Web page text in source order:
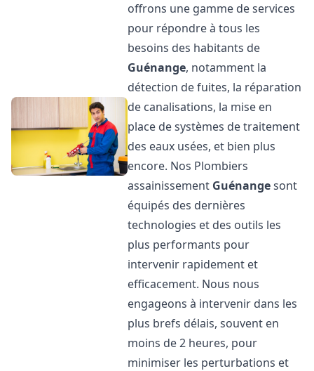
offrons une gamme de services
pour répondre à tous les
besoins des habitants de
Guénange, notamment la
détection de fuites, la réparation
de canalisations, la mise en
place de systèmes de traitement
des eaux usées, et bien plus
encore. Nos Plombiers
assainissement Guénangesont
équipés des dernières
technologies et des outils les
plus performants pour
intervenir rapidement et
efficacement. Nous nous
engageons à intervenir dans les
plus brefs délais, souvent en
moins de 2 heures, pour
minimiser les perturbations et